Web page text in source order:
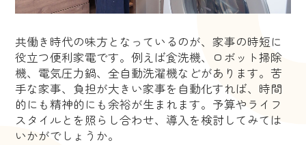
共働き時代の味方となっているのが、家事の時短に
役立つ便利家電です。例えば食洗機、ロボット掃除
機、電気圧力鍋、全自動洗濯機などがあります。苦
手な家事、負担が大きい家事を自動化すれば、時間
的にも精神的にも余裕が生まれます。予算やライフ
スタイルとを照らし合わせ、導入を検討してみては
いかがでしょうか。